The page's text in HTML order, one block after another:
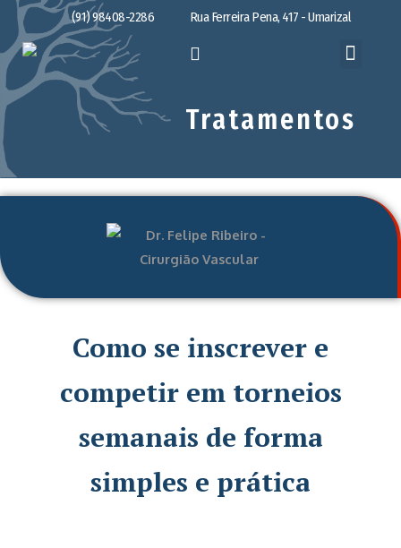
(91) 98408-2286 Rua Ferreira Pena, 417 - Umarizal
Tratamentos
Como se inscrever e
competir em torneios
semanais de forma
simples e prática